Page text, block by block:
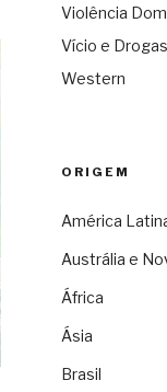
Violência
Vício e Drogas
Western
ORIGEM
América
Austrália e
África
Ásia
Brasil